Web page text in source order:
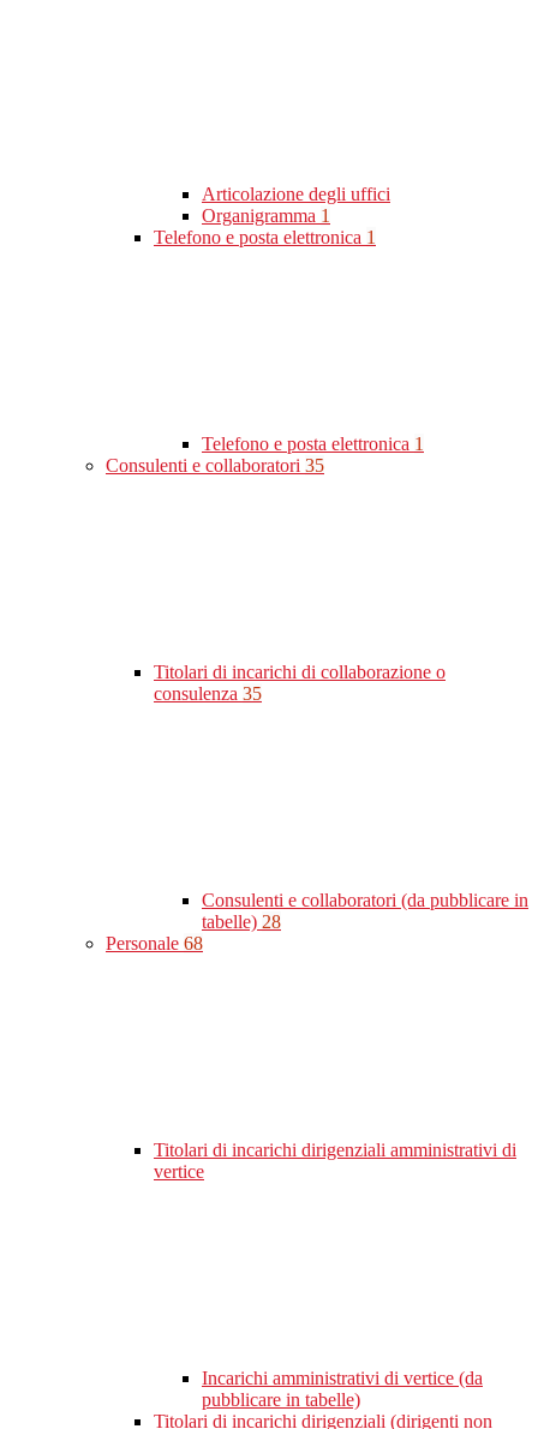
Articolazione degli uffici
Organigramma 1
Telefono e posta elettronica 1
Telefono e posta elettronica 1
Consulenti e collaboratori 35
Titolari di incarichi di collaborazione o
consulenza 35
Consulenti e collaboratori (da pubblicare in
tabelle) 28
Personale 68
Titolari di incarichi dirigenziali amministrativi di
vertice
Incarichi amministrativi di vertice (da
pubblicare in tabelle)
Titolari di incarichi dirigenziali (dirigenti non